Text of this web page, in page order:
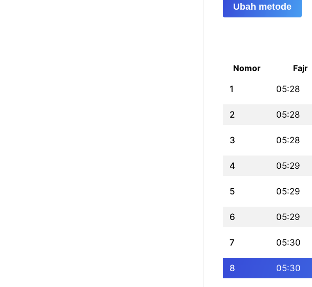
Ubah metode
Nomor Fajr
1 05:28
2 05:28
3 05:28
4 05:29
5 05:29
6 05:29
7 05:30
8 05:30